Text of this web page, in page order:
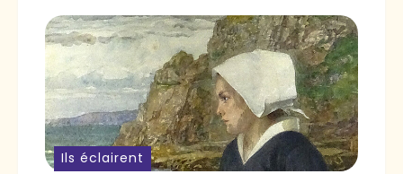
Ils éclairent